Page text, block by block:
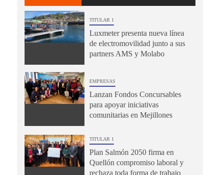
TITULAR 1
Luxmeter presenta nueva línea
de electromovilidad junto a sus
partners AMS y Molabo
EMPRESAS
Lanzan Fondos Concursables
para apoyar iniciativas
comunitarias en Mejillones
TITULAR 1
Plan Salmón 2050 firma en
Quellón compromiso laboral y
rechaza toda forma de trabajo